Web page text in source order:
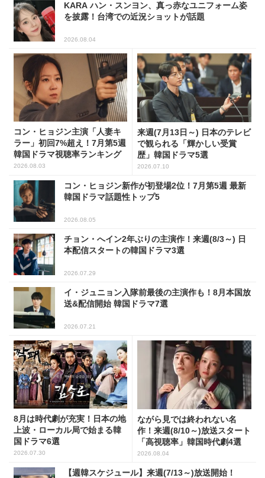
KARA ハン・スンヨン、真っ赤なユニフォーム姿
を披露！台湾での近況ショットが話題
2026.08.04
コン・ヒョジン主演「人妻キ
ラー」初回7%超え！7月第5週
韓国ドラマ視聴率ランキング
2026.08.03
来週(7月13日～) 日本のテレビ
で観られる「輝かしい受賞
歴」韓国ドラマ5選
2026.07.10
コン・ヒョジン新作が初登場2位！7月第5週 最新
韓国ドラマ話題性トップ5
2026.08.05
チョン・へイン2年ぶりの主演作！来週(8/3～) 日
本配信スタートの韓国ドラマ3選
2026.07.29
イ・ジュニョン入隊前最後の主演作も！8月本国放
送&配信開始 韓国ドラマ7選
2026.07.21
8月は時代劇が充実！日本の地
上波・ローカル局で始まる韓
国ドラマ6選
2026.07.30
ながら見では終われない名
作！来週(8/10～)放送スタート
「高視聴率」韓国時代劇4選
2026.08.04
【週韓スケジュール】来週(7/13～)放送開始！